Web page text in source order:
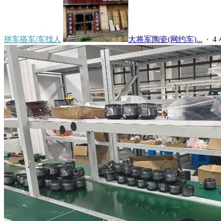
拼车搭车/车找人 大将军陶瓷(网约车)... · 4